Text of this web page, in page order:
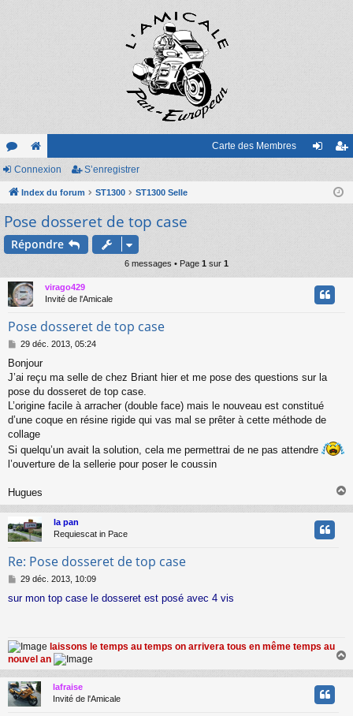
or
u
m
e
sit
e
Carte des Membres
nr
Connexion S’enregistrer
Index du forum ST1300 ST1300 Selle
Pose dosseret de top case
Répondre
6 messages • Page 1 sur 1
virago429
Invité de l'Amicale
Pose dosseret de top case
M
s
s
a
g
29 déc. 2013, 05:24
Bonjour
J’ai reçu ma selle de chez Briant hier et me pose des questions sur la
pose du dosseret de top case.
L’origine facile à arracher (double face) mais le nouveau est constitué
d’une coque en résine rigide qui vas mal se prêter à cette méthode de
collage
Si quelqu’un avait la solution, cela me permettrai de ne pas attendre
l’ouverture de la sellerie pour poser le coussin
Hugues
a
u
la pan
Requiescat in Pace
Re: Pose dosseret de top case
M
s
e
29 déc. 2013, 10:09
sur mon top case le dosseret est posé avec 4 vis
laissons le temps au temps on arrivera tous en même temps au
nouvel an
a
u
lafraise
Invité de l'Amicale